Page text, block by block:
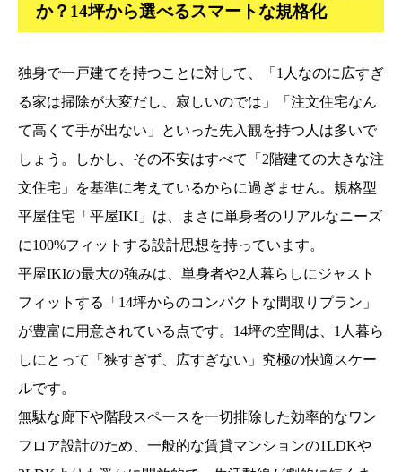
か？14坪から選べるスマートな規格化
独身で一戸建てを持つことに対して、「1人なのに広すぎ
る家は掃除が大変だし、寂しいのでは」「注文住宅なん
て高くて手が出ない」といった先入観を持つ人は多いで
しょう。しかし、その不安はすべて「2階建ての大きな注
文住宅」を基準に考えているからに過ぎません。規格型
平屋住宅「平屋IKI」は、まさに単身者のリアルなニーズ
に100%フィットする設計思想を持っています。
平屋IKIの最大の強みは、単身者や2人暮らしにジャスト
フィットする「14坪からのコンパクトな間取りプラン」
が豊富に用意されている点です。14坪の空間は、1人暮ら
しにとって「狭すぎず、広すぎない」究極の快適スケー
ルです。
無駄な廊下や階段スペースを一切排除した効率的なワン
フロア設計のため、一般的な賃貸マンションの1LDKや